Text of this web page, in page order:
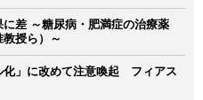
に差 ～糖尿病・肥満症の治療薬
授ら）～
化」に改めて注意喚起 フィアス